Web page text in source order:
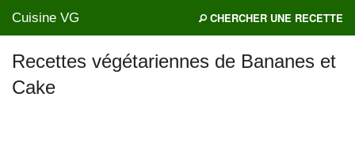
Cuisine VG CHERCHER UNE RECETTE
Recettes végétariennes de Bananes et
Cake